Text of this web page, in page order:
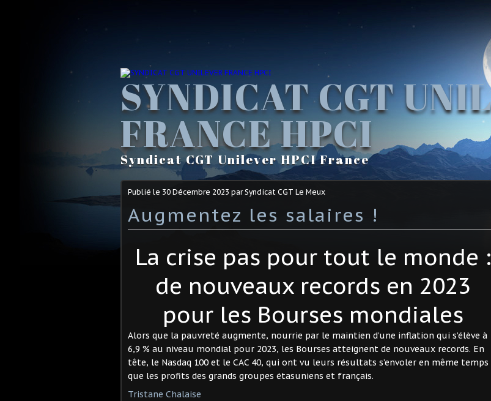
SYNDICAT CGT
FRANCE HPCI
Syndicat CGT Unilever HPCI France
Publié le 30 Décembre 2023 par Syndicat CGT Le Meux
Augmentez les salaires !
La crise pas pour tout le monde :
de nouveaux records en 2023
pour les Bourses mondiales
Alors que la pauvreté augmente, nourrie par le maintien d’une inflation qui s’élève à
6,9 % au niveau mondial pour 2023, les Bourses atteignent de nouveaux records. En
tête, le Nasdaq 100 et le CAC 40, qui ont vu leurs résultats s’envoler en même temps
que les profits des grands groupes étasuniens et français.
Tristane Chalaise